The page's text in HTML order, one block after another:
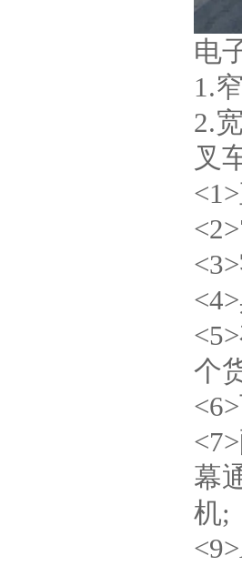
电
1.
2.
叉
个
幕
机;